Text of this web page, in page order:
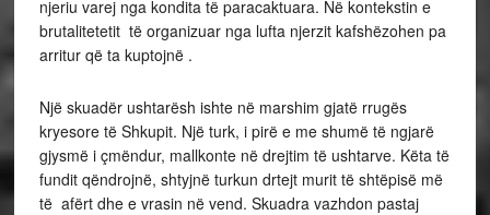
njeriu varej nga kondita të paracaktuara. Në kontekstin e
brutalitetetit të organizuar nga lufta njerzit kafshëzohen pa
arritur që ta kuptojnë .
Një skuadër ushtarësh ishte në marshim gjatë rrugës
kryesore të Shkupit. Një turk, i pirë e me shumë të ngjarë
gjysmë i çmëndur, mallkonte në drejtim të ushtarve. Këta të
fundit qëndrojnë, shtyjnë turkun drtejt murit të shtëpisë më
të afërt dhe e vrasin në vend. Skuadra vazhdon pastaj